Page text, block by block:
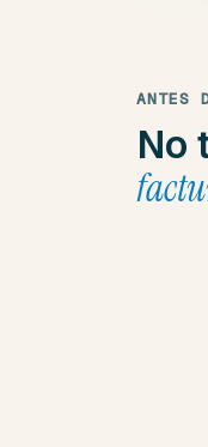
ANTES
No